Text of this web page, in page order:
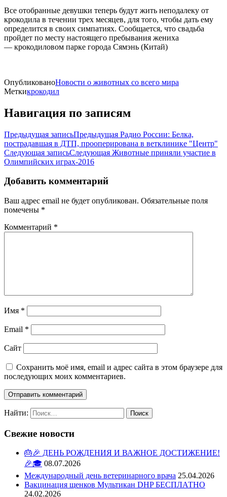
Все отобранные девушки теперь будут жить неподалеку от
крокодила в течении трех месяцев, для того, чтобы дать ему
определится в своих симпатиях. Сообщается, что свадьба
пройдет по месту настоящего пребывания жениха
— крокодиловом парке города Сямэнь (Китай)
ОпубликованоНовости о животных со всего мира
Меткикрокодил
Навигация по записям
Предыдущая записьПредыдущая Радио России: Белка,
пострадавшая в ДТП, прооперирована в ветклинике "Центр"
Следующая записьСледующая Животные приняли участие в
Олимпийских играх-2016
Добавить комментарий
Ваш адрес email не будет опубликован. Обязательные поля
помечены *
Комментарий *
Имя *
Email *
Сайт
Сохранить моё имя, email и адрес сайта в этом браузере для
последующих моих комментариев.
Найти:
Свежие новости
🎂🎉 ДЕНЬ РОЖДЕНИЯ И ВАЖНОЕ ДОСТИЖЕНИЕ!
🎉🎓 08.07.2026
Международный день ветеринарного врача 25.04.2026
Вакцинация щенков Мультикан DHP БЕСПЛАТНО
24.02.2026